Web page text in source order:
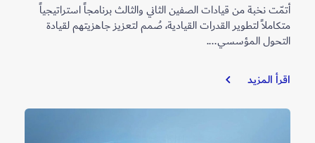
أتمّت نخبة من قيادات الصفين الثاني والثالث برنامجاً استراتيجياً
متكاملاً لتطوير القدرات القيادية، صُمم لتعزيز جاهزيتهم لقيادة
التحول المؤسسي....
اقرأ المزيد
تخريج
من